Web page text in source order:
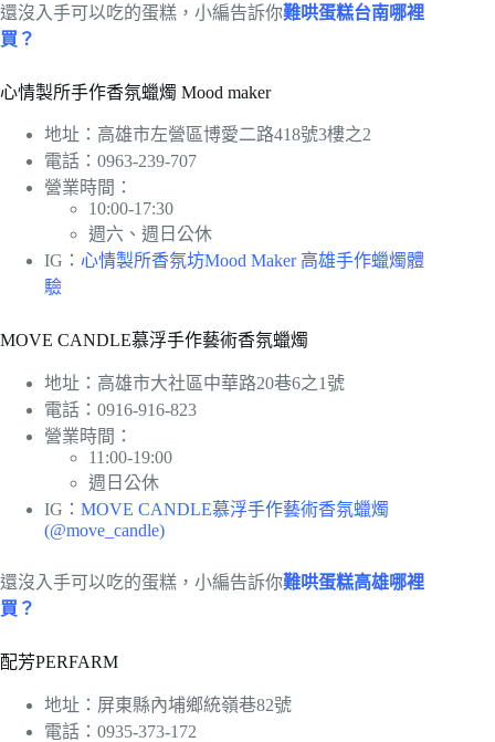
還沒入手可以吃的蛋糕，小編告訴你難哄蛋糕台南哪裡
買？
心情製所手作香氛蠟燭 Mood maker
地址：高雄市左營區博愛二路418號3樓之2
電話：0963-239-707
營業時間：
10:00-17:30
週六、週日公休
IG： 心情製所香氛坊Mood Maker 高雄手作蠟燭體
驗
MOVE CANDLE慕浮手作藝術香氛蠟燭
地址：高雄市大社區中華路20巷6之1號
電話：0916-916-823
營業時間：
11:00-19:00
週日公休
IG： MOVE CANDLE慕浮手作藝術香氛蠟燭
(@move_candle)
還沒入手可以吃的蛋糕，小編告訴你難哄蛋糕高雄哪裡
買？
配芳PERFARM
地址：屏東縣內埔鄉統嶺巷82號
電話：0935-373-172